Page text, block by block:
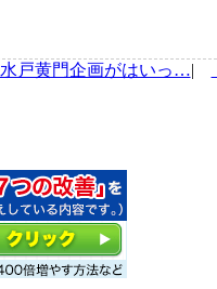
水戸黄門企画がはいっ…|